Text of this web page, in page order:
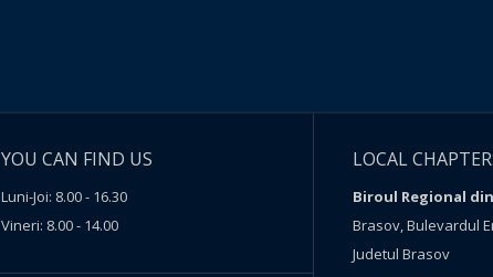
YOU CAN FIND US
Luni-Joi: 8.00 - 16.30
Vineri: 8.00 - 14.00
LOCAL
Biroul Regional
Brasov, Bulevardul
Judetul Brasov